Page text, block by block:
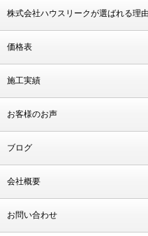
株式会社ハウスリークが選ばれる理由
価格表
施工実績
お客様のお声
ブログ
会社概要
お問い合わせ